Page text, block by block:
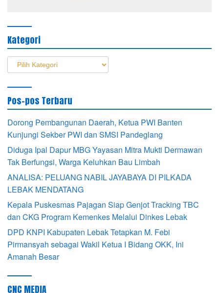
Kategori
Kategori
Pos-pos Terbaru
Dorong Pembangunan Daerah, Ketua PWI Banten
Kunjungi Sekber PWI dan SMSI Pandeglang
Diduga Ipal Dapur MBG Yayasan Mitra Mukti Dermawan
Tak Berfungsi, Warga Keluhkan Bau Limbah
ANALISA: PELUANG NABIL JAYABAYA DI PILKADA
LEBAK MENDATANG
Kepala Puskesmas Pajagan Siap Genjot Tracking TBC
dan CKG Program Kemenkes Melalui Dinkes Lebak
DPD KNPI Kabupaten Lebak Tetapkan M. Febi
Pirmansyah sebagai Wakil Ketua I Bidang OKK, Ini
Amanah Besar
CNC MEDIA